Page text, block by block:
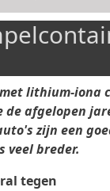
lithium-iona
afgelopen
zijn een
veel breder.
tegen